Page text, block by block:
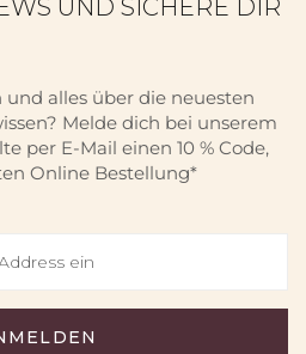
UND SICHERE DIR
alles über die neuesten
Melde dich bei unserem
per E-Mail einen 10 % Code,
Online Bestellung*